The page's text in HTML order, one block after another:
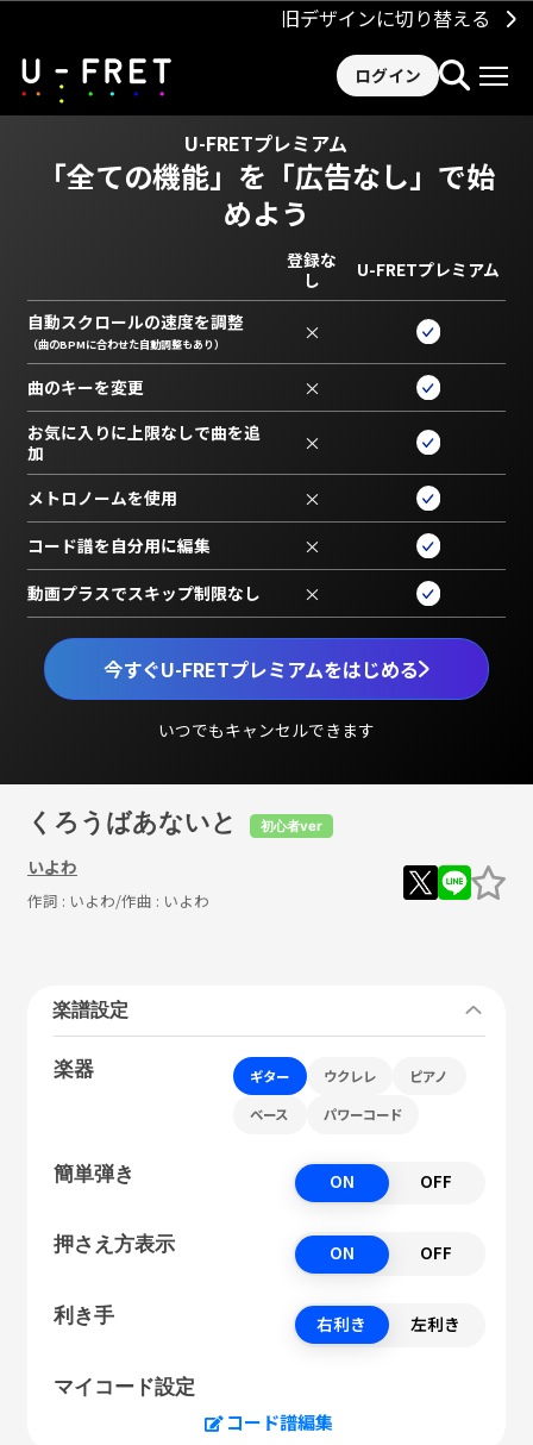
旧デザインに切り替える
ログイン
U-FRETプレミアム
「全ての機能」を 「広告なし」で始
めよう
今すぐU-FRETプレミアムをはじめる
いつでもキャンセルできます
登録な
し
U-FRETプレミアム
自動スクロールの速度を調整
（曲のBPMに合わせた自動調整もあり） ×
曲のキーを変更 ×
お気に入りに上限なしで曲を追
加
×
メトロノームを使用 ×
コード譜を自分用に編集 ×
動画プラスでスキップ制限なし ×
くろうばあないと 初心者ver
いよわ
作詞 : いよわ/作曲 : いよわ
楽譜設定
楽器 ギター ウクレレ ピアノ
ベース パワーコード
簡単弾き ON OFF
押さえ方表示 ON OFF
利き手 右利き 左利き
マイコード設定
コード譜編集